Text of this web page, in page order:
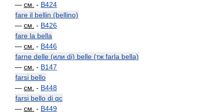
— см. - B424
fare il bellin (bellino)
— см. - B426
fare la bella
— см. - B446
farne delle (или di) belle (тж farla bella)
— см. - B147
farsi bello
— см. - B448
farsi bello di qc
— см. - B449